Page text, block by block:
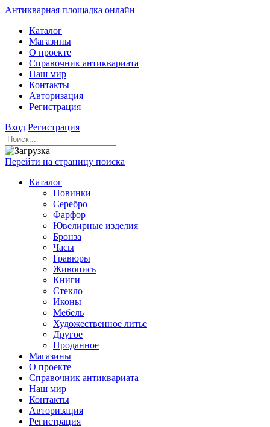
Антикварная площадка онлайн
Каталог
Магазины
О проекте
Справочник антиквариата
Наш мир
Контакты
Авторизация
Регистрация
Вход Регистрация
Перейти на страницу поиска
Каталог
Новинки
Серебро
Фарфор
Ювелирные изделия
Бронза
Часы
Гравюры
Живопись
Книги
Стекло
Иконы
Мебель
Художественное литье
Другое
Проданное
Магазины
О проекте
Справочник антиквариата
Наш мир
Контакты
Авторизация
Регистрация